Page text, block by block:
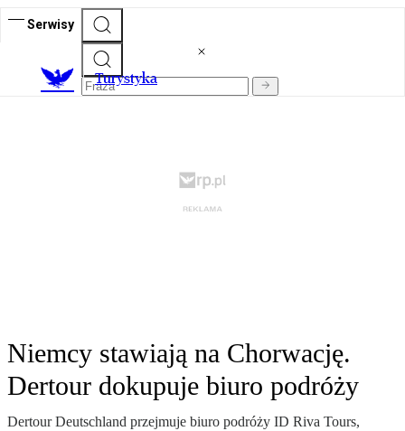
Serwisy
Turystyka
Niemcy stawiają na Chorwację.
Dertour dokupuje biuro podróży
Dertour Deutschland przejmuje biuro podróży ID Riva Tours,